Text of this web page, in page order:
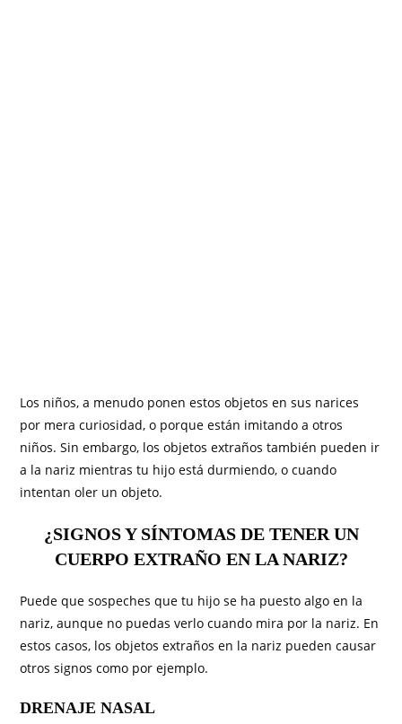
Los niños, a menudo ponen estos objetos en sus narices
por mera curiosidad, o porque están imitando a otros
niños. Sin embargo, los objetos extraños también pueden ir
a la nariz mientras tu hijo está durmiendo, o cuando
intentan oler un objeto.
¿SIGNOS Y SÍNTOMAS DE TENER UN
CUERPO EXTRAÑO EN LA NARIZ?
Puede que sospeches que tu hijo se ha puesto algo en la
nariz, aunque no puedas verlo cuando mira por la nariz. En
estos casos, los objetos extraños en la nariz pueden causar
otros signos como por ejemplo.
DRENAJE NASAL